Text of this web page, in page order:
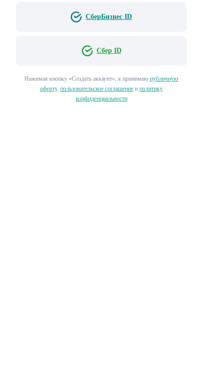
СберБизнес ID
Сбер ID
Нажимая кнопку «‎Создать аккаунт»‎, я принимаю публичную
оферту, пользовательское соглашение и политику
конфиденциальности